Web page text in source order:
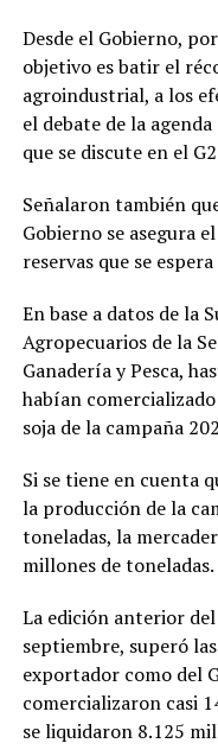
Desde el Gobierno,
objetivo es batir el
agroindustrial, a los
el debate de la
que se discute en el
Señalaron también
Gobierno se asegura
reservas que se
En base a datos de la
Agropecuarios de la
Ganadería y Pesca,
habían
soja de la campaña
Si se tiene en cuenta
la producción de la
toneladas, la
millones de toneladas.
La edición anterior
septiembre, superó
exportador como del
comercializaron casi
se liquidaron 8.125